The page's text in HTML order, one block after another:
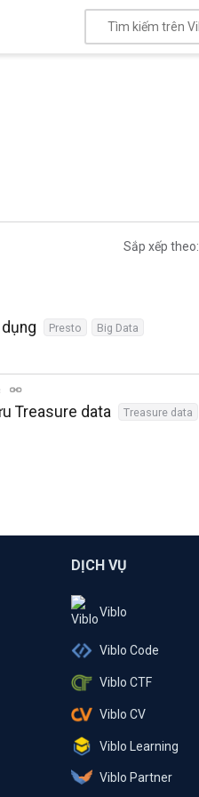
Sắp xếp theo:
Presto Big Data
Treasure data Treasure data
DỊCH VỤ
Viblo
Viblo Code
Viblo CTF
Viblo CV
Viblo Learning
Viblo Partner